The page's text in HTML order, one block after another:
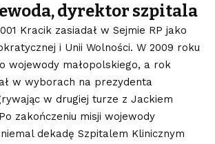
dyrektor szpitala
Kracik zasiadał w Sejmie RP jako
i Unii Wolności. W 2009 roku
wojewody małopolskiego, a rok
w wyborach na prezydenta
w drugiej turze z Jackiem
zakończeniu misji wojewody
dekadę Szpitalem Klinicznym